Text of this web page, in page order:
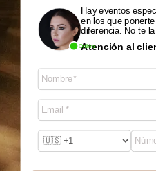
Online
Hay eventos
en los que
diferencia. No te
Atención al